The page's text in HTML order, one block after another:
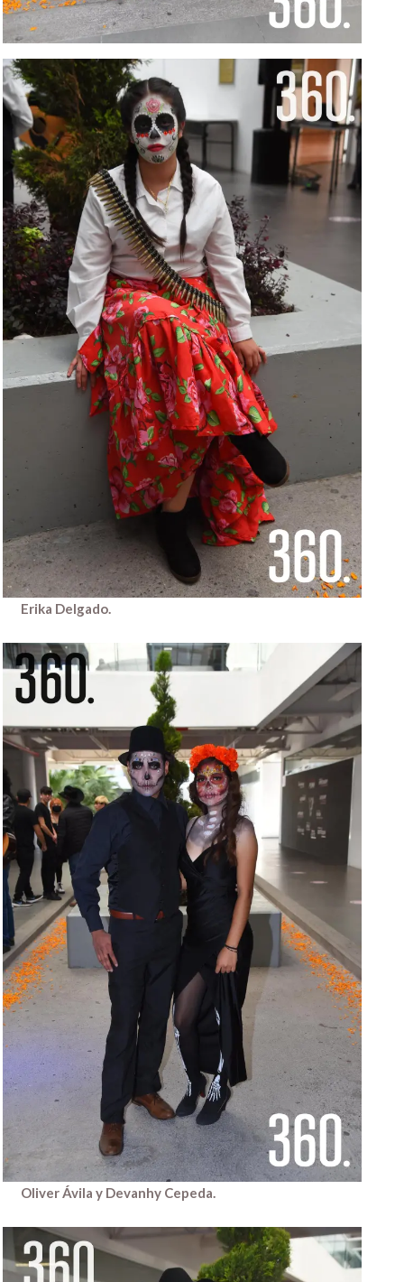
Erika Delgado.
Oliver Ávila y Devanhy Cepeda.